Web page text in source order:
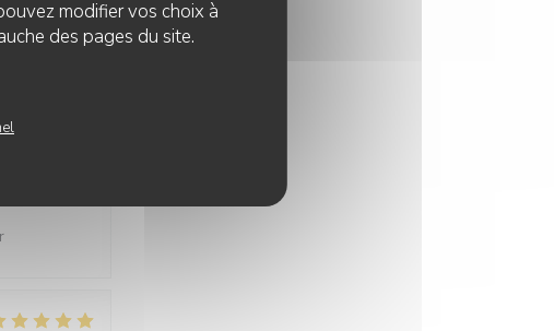
modifier vos choix à
des pages du site.